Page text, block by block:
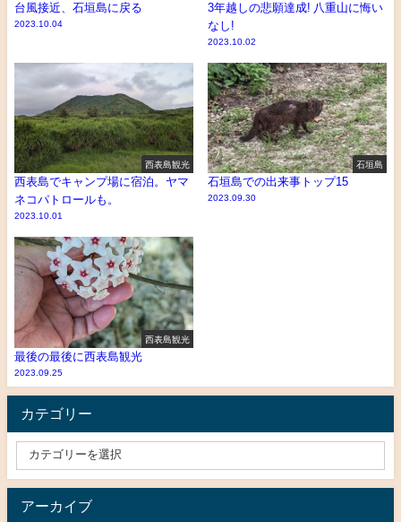
台風接近、石垣島に戻る
2023.10.04
3年越しの悲願達成! 八重山に悔い
なし!
2023.10.02
西表島観光
西表島でキャンプ場に宿泊。ヤマ
ネコパトロールも。
2023.10.01
石垣島
石垣島での出来事トップ15
2023.09.30
西表島観光
最後の最後に西表島観光
2023.09.25
カテゴリー
アーカイブ